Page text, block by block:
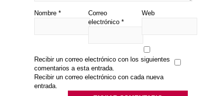
Nombre *
Correo
electrónico *
Web
Recibir un correo electrónico con los siguientes
comentarios a esta entrada.
Recibir un correo electrónico con cada nueva
entrada.